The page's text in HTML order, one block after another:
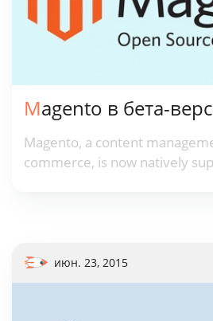
Magento в бета-
Magento, a content
commerce, is now natively
июн. 23, 2015